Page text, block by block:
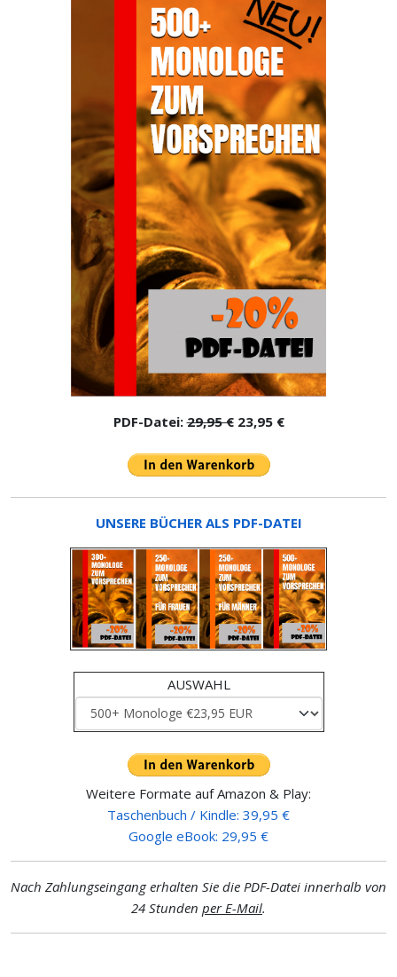
PDF-Datei:29,95 €23,95 €
UNSERE BÜCHER ALS PDF-DATEI
AUSWAHL
Weitere Formate auf Amazon & Play:
Taschenbuch / Kindle: 39,95 €
Google eBook: 29,95 €
Nach Zahlungseingang erhalten Sie die PDF-Datei innerhalb von
24 Stunden per E-Mail.